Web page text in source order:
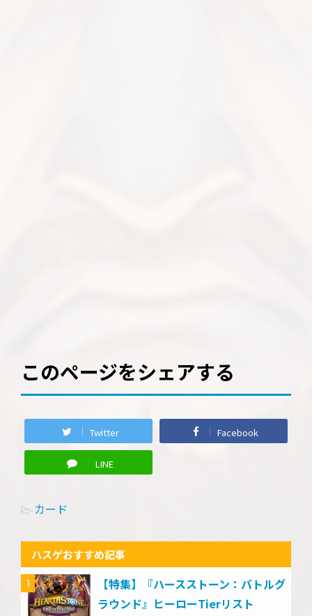
このページをシェアする
Twitter Facebook
LINE
-カード
ハスゲおすすめ記事
1
【特集】『ハースストーン：バトルグ
ラウンド』ヒーローTierリスト